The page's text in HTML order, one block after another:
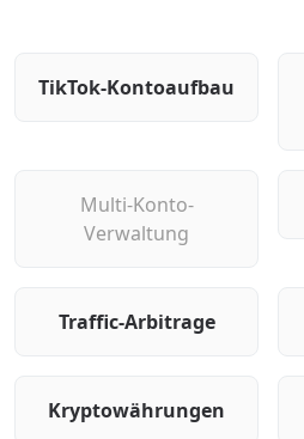
TikTok-Kontoaufbau
Multi-Konto-
Verwaltung
Traffic-Arbitrage
Kryptowährungen